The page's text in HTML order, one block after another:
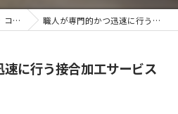
コラム 職人が専門的かつ迅速に行う接合加工サービス
に行う接合加工サービス